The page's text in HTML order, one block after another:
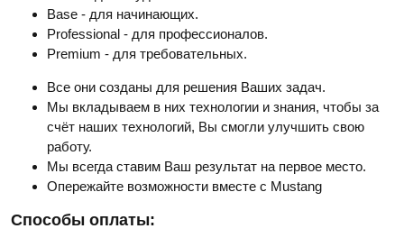
Base - для начинающих.
Professional - для профессионалов.
Premium - для требовательных.
Все они созданы для решения Ваших задач.
Мы вкладываем в них технологии и знания, чтобы за
счёт наших технологий, Вы смогли улучшить свою
работу.
Мы всегда ставим Ваш результат на первое место.
Опережайте возможности вместе с Mustang
Способы оплаты: